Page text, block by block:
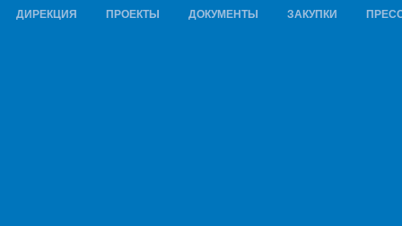
ДИРЕКЦИЯ ПРОЕКТЫ ДОКУМЕНТЫ ЗАКУПКИ